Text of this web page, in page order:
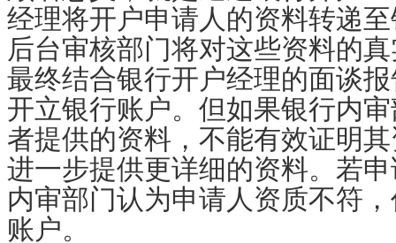
经理将开户申请人的资料转递
后台审核部门将对这些资料的
最终结合银行开户经理的面谈
开立银行账户。但如果银行内
者提供的资料，不能有效证明
进一步提供更详细的资料。若
内审部门认为申请人资质不符
账户。